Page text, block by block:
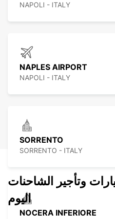
NAPOLI - ITALY
NAPLES AIRPORT
NAPOLI - ITALY
SORRENTO
SORRENTO - ITALY
NOCERA INFERIORE
وتأجير الشاحنات
اليوم